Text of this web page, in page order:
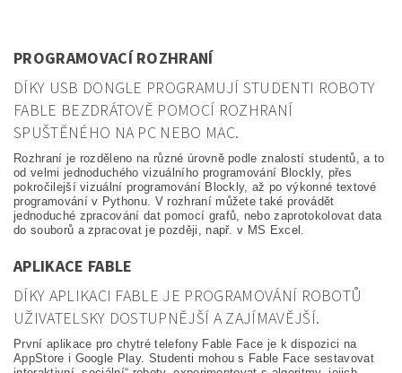
PROGRAMOVACÍ ROZHRANÍ
DÍKY USB DONGLE PROGRAMUJÍ STUDENTI ROBOTY
FABLE BEZDRÁTOVĚ POMOCÍ ROZHRANÍ
SPUŠTĚNÉHO NA PC NEBO MAC.
Rozhraní je rozděleno na různé úrovně podle znalostí studentů, a to
od velmi jednoduchého vizuálního programování Blockly, přes
pokročilejší vizuální programování Blockly, až po výkonné textové
programování v Pythonu. V rozhraní můžete také provádět
jednoduché zpracování dat pomocí grafů, nebo zaprotokolovat data
do souborů a zpracovat je později, např. v MS Excel.
APLIKACE FABLE
DÍKY APLIKACI FABLE JE PROGRAMOVÁNÍ ROBOTŮ
UŽIVATELSKY DOSTUPNĚJŠÍ A ZAJÍMAVĚJŠÍ.
První aplikace pro chytré telefony Fable Face je k dispozici na
AppStore i Google Play. Studenti mohou s Fable Face sestavovat